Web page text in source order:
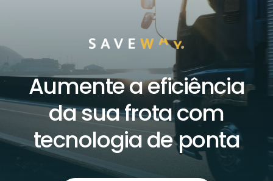
Aumente a eficiência
da sua frota com
tecnologia de ponta